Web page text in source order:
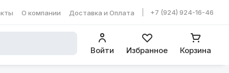
в WhatsApp
О компании Доставка и Оплата +7 (924) 924-16-46
Войти Избранное Корзина